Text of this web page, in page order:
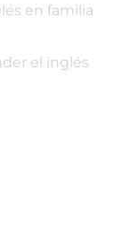
en familia
el inglés